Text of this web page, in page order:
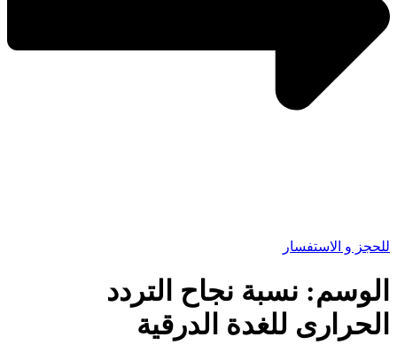
للحجز و الاستفسار
الوسم: نسبة نجاح التردد
الحرارى للغدة الدرقية